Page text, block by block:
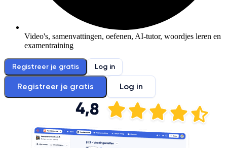
Video's, samenvattingen, oefenen, AI-tutor, woordjes leren en
examentraining
Registreer je gratis Log in
Registreer je gratis Log in